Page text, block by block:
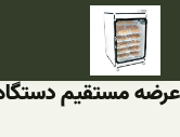
رفتن
محتوا
عرضه مستقیم